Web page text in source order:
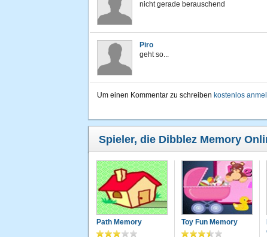
nicht gerade berauschend
Piro
geht so...
Um einen Kommentar zu schreiben kostenlos
Spieler, die Dibblez Memory
Path Memory Toy Fun Memory